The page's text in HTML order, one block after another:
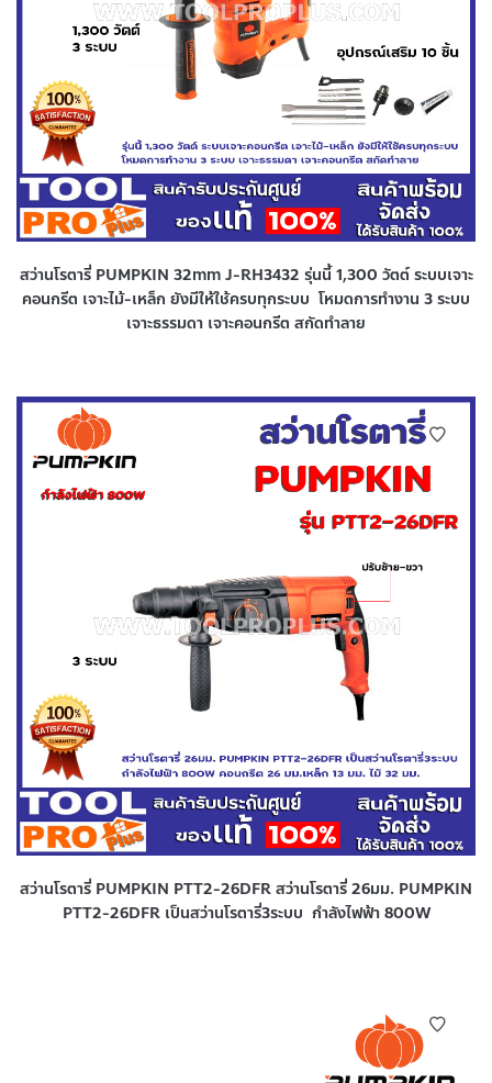
สว่านโรตารี่ PUMPKIN 32mm J-RH3432 รุ่นนี้ 1,300 วัตต์ ระบบเจาะ
คอนกรีต เจาะไม้-เหล็ก ยังมีให้ใช้ครบทุกระบบ โหมดการทำงาน 3 ระบบ
เจาะธรรมดา เจาะคอนกรีต สกัดทำลาย
สว่านโรตารี่ PUMPKIN PTT2-26DFR สว่านโรตารี่ 26มม. PUMPKIN
PTT2-26DFR เป็นสว่านโรตารี่3ระบบ กำลังไฟฟ้า 800W